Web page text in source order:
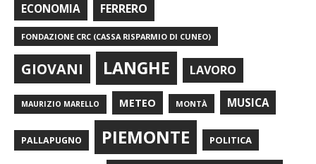
ECONOMIA FERRERO
FONDAZIONE CRC (CASSA RISPARMIO DI CUNEO)
GIOVANI LANGHE LAVORO
MAURIZIO MARELLO METEO MONTÀ MUSICA
PALLAPUGNO PIEMONTE POLITICA